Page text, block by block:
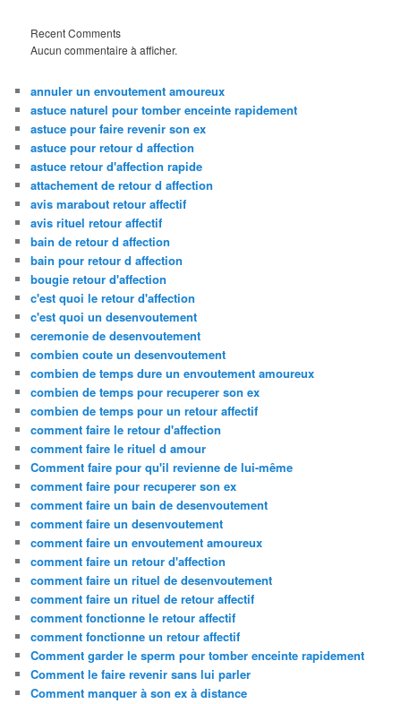
Recent Comments
Aucun commentaire à afficher.
annuler un envoutement amoureux
astuce naturel pour tomber enceinte rapidement
astuce pour faire revenir son ex
astuce pour retour d affection
astuce retour d'affection rapide
attachement de retour d affection
avis marabout retour affectif
avis rituel retour affectif
bain de retour d affection
bain pour retour d affection
bougie retour d'affection
c'est quoi le retour d'affection
c'est quoi un desenvoutement
ceremonie de desenvoutement
combien coute un desenvoutement
combien de temps dure un envoutement amoureux
combien de temps pour recuperer son ex
combien de temps pour un retour affectif
comment faire le retour d'affection
comment faire le rituel d amour
Comment faire pour qu'il revienne de lui-même
comment faire pour recuperer son ex
comment faire un bain de desenvoutement
comment faire un desenvoutement
comment faire un envoutement amoureux
comment faire un retour d'affection
comment faire un rituel de desenvoutement
comment faire un rituel de retour affectif
comment fonctionne le retour affectif
comment fonctionne un retour affectif
Comment garder le sperm pour tomber enceinte rapidement
Comment le faire revenir sans lui parler
Comment manquer à son ex à distance